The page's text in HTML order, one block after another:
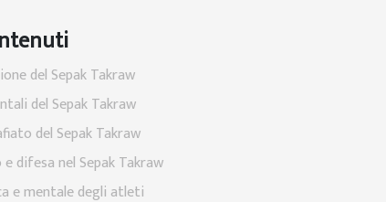
del Sepak Takraw
del Sepak Takraw
del Sepak Takraw
difesa nel Sepak Takraw
e mentale degli atleti